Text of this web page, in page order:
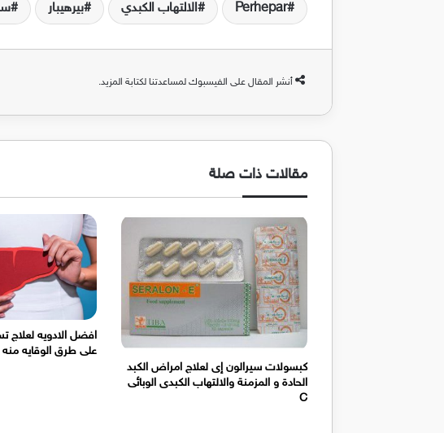
Perhepar الالتهاب الكبدي بيرهيبار
أنشر المقال على الفيسبوك لمساعدتنا لكتابة المزيد.
مقالات ذات صلة
كبسولات سيرالون إى لعلاج امراض الكبد
الحادة و المزمنة والالتهاب الكبدى الوبائى
C
افضل الادويه لعلاج
على طرق الوقايه منه